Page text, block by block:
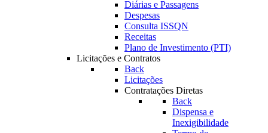
Diárias e Passagens
Despesas
Consulta ISSQN
Receitas
Plano de Investimento (PTI)
Licitações e Contratos
Back
Licitações
Contratações Diretas
Back
Dispensa e
Inexigibilidade